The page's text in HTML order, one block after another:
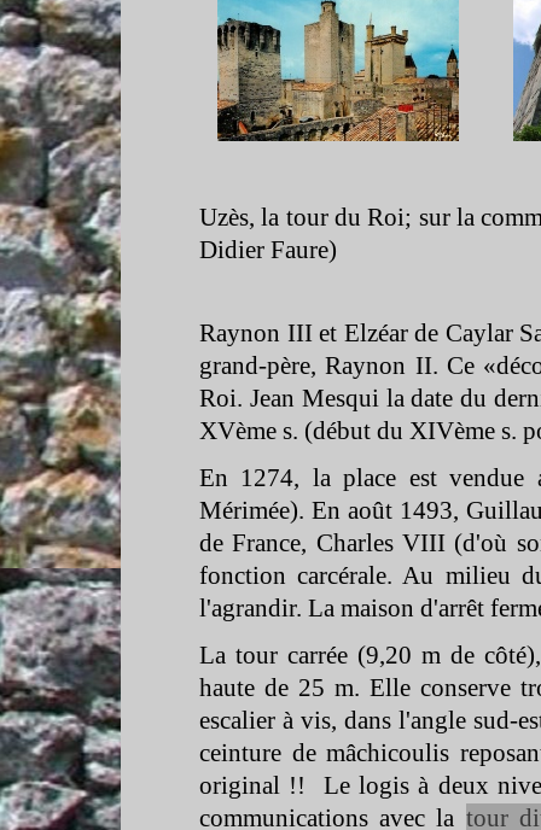
Uzès, la tour du Roi; sur la
Didier Faure)
Raynon III et Elzéar de Caylar
grand-père, Raynon II. Ce
Roi. Jean Mesqui la date du
XVème s. (début du XIVème s.
En 1274, la place est vendue
Mérimée). En août 1493,
de France, Charles VIII (d'où
fonction carcérale. Au milieu
l'agrandir. La maison d'arrêt
La tour carrée (9,20 m de
haute de 25 m. Elle conserve
escalier à vis, dans l'angle sud-
ceinture de mâchicoulis
original !! Le logis à deux
communications avec la tour